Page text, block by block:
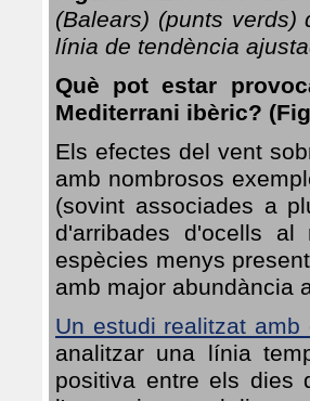
(Balears) (punts
línia de tendència
Què pot estar
Mediterrani ibèric?
Els efectes del vent
amb nombrosos
(sovint associades a
d'arribades d'ocells
espècies menys
amb major abundància
Un estudi realitzat amb
analitzar una línia
positiva entre els dies